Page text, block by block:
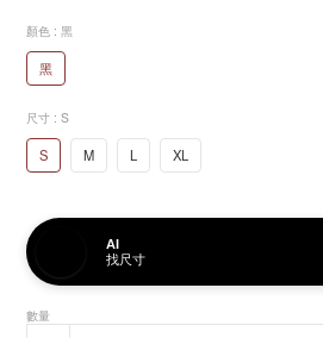
顏色 : 黑
黑
尺寸 : S
S M L XL
AI
找尺寸
數量